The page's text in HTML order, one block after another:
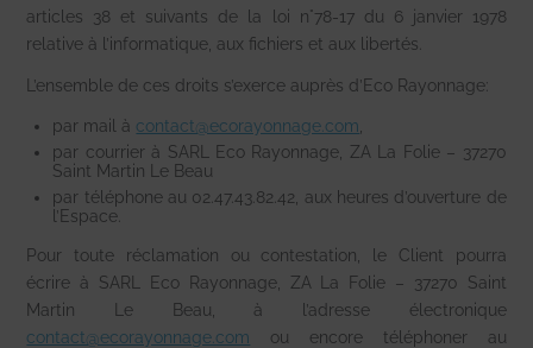
articles 38 et suivants de la loi n°78-17 du 6 janvier 1978
relative à l’informatique, aux fichiers et aux libertés.
L’ensemble de ces droits s’exerce auprès d’Eco Rayonnage:
par mail à contact@ecorayonnage.com
par courrier à SARL Eco Rayonnage, ZA La Folie – 37270
Saint Martin Le Beau
par téléphone au 02.47.43.82.42, aux heures d’ouverture de
l’Espace.
Pour toute réclamation ou contestation, le Client pourra
écrire à SARL Eco Rayonnage, ZA La Folie – 37270 Saint
Martin Le Beau, à l’adresse électronique
contact@ecorayonnage.com ou encore téléphoner au